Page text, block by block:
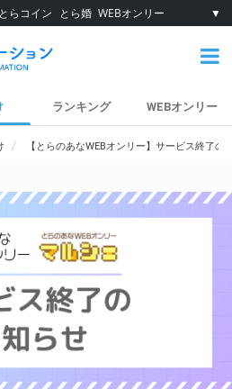
とらコイン とら婚 WEBオンリー ▼
ランキング WEBオンリー
【とらのあなWEBオンリー】サービス終了の